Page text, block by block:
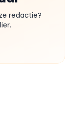
redactie?